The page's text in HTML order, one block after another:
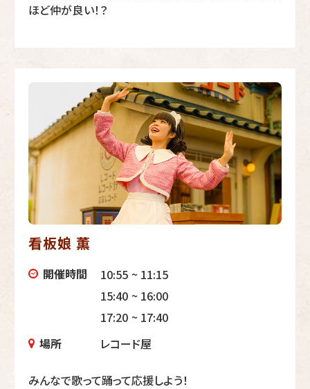
ほど仲が良い！？
看板娘 薫
開催時間
10:55 ~ 11:15
15:40 ~ 16:00
17:20 ~ 17:40
場所
レコード屋
みんなで歌って踊って応援しよう！